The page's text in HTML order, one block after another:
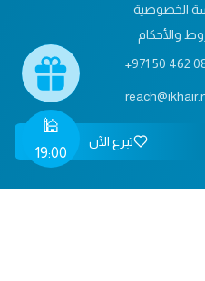
الخصوصية
والأحكام
+971 50 462
تبرع الآن
🕌
19:00